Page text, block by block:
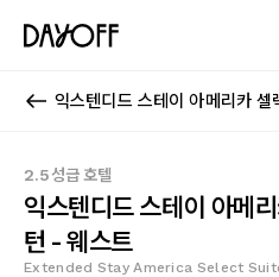
익스텐디드 스테이 아메리카
2.5성급 호텔
익스텐디드 스테이 아메
턴 - 웨스트
Extended Stay America Select